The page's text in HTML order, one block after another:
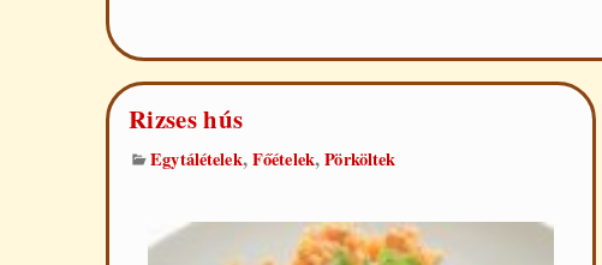
Rizses hús
Egytálételek,Főételek,Pörköltek